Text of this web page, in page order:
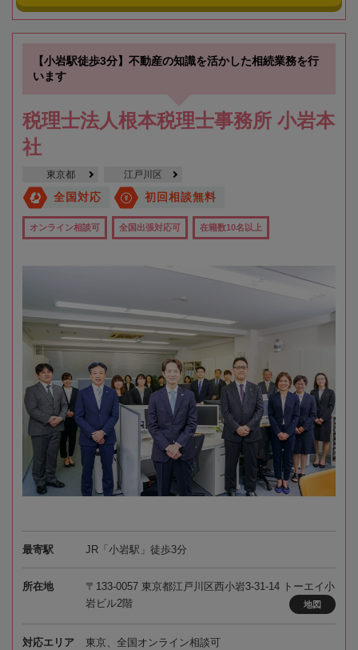
【小岩駅徒歩3分】不動産の知識を活かした相続業務を行
います
税理士法人根本税理士事務所 小岩本
社
東京都 江戸川区
全国対応 初回相談無料
オンライン相談可 全国出張対応可 在籍数10名以上
最寄駅 JR「小岩駅」徒歩3分
所在地
〒133-0057 東京都江戸川区西小岩3-31-14 トーエイ小
岩ビル2階
地図
対応エリア 東京、全国オンライン相談可